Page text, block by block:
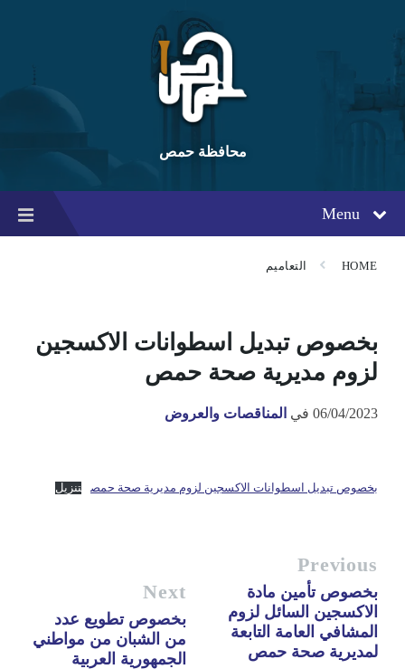
content
main
navigation
footer
محافظة حمص
Menu
HOME التعاميم
بخصوص تبديل اسطوانات الاكسجين
لزوم مديرية صحة حمص
06/04/2023 في المناقصات والعروض
بخصوص تبديل اسطوانات الاكسجين لزوم مديرية صحة حمص تنزيل
Previous
بخصوص تأمين مادة
الاكسجين السائل لزوم
المشافي العامة التابعة
لمديرية صحة حمص
Next
بخصوص تطويع عدد
من الشبان من مواطني
الجمهورية العربية